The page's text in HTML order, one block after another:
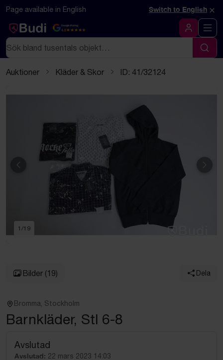
Hoppa till innehåll
Textbaserad (markdown) version av denna sida
Page available in English Switch to English ×
Google Rating
4.5
Logga in
Sök
Sök
Auktioner Kläder & Skor ID: 41/32124
Föregående
1 /19
Bilder (19) Dela
Bromma, Stockholm
Barnkläder, Stl 6-8
Avslutad
Avslutad: 22 mars 2023 14:03